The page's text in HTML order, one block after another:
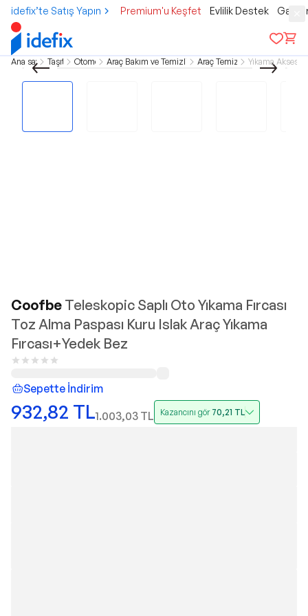
idefix’te Satış Yapın Premium'u Keşfet Evlilik Destek
Ana sayfa Taşıtlar OtomobilAraç Bakım ve Temizlik ÜrünleriAraç TemizlemeYıkama
Coofbe Teleskopic Saplı Oto Yıkama Fırcası
Toz Alma Paspası Kuru Islak Araç Yıkama
Fırcası+Yedek Bez
Sepette İndirim
932,82 TL1.003,03 TL Kazancını gör 70,21 TL